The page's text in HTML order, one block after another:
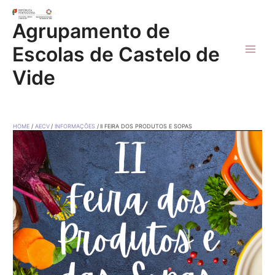
content
Agrupamento de
Escolas de Castelo de
Vide
HOME AECV INFORMAÇÕES II FEIRA DOS PRODUTOS E SOPAS